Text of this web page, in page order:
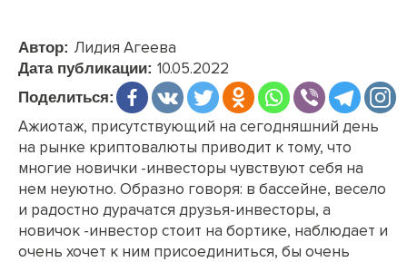
Автор: Лидия Агеева
Дата публикации: 10.05.2022
Поделиться:
Ажиотаж, присутствующий на сегодняшний день
на рынке криптовалюты приводит к тому, что
многие новички -инвесторы чувствуют себя на
нем неуютно. Образно говоря: в бассейне, весело
и радостно дурачатся друзья-инвесторы, а
новичок -инвестор стоит на бортике, наблюдает и
очень хочет к ним присоединиться, бы очень